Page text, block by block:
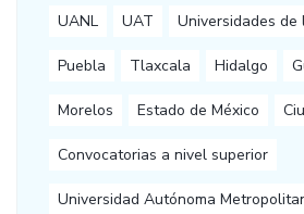
UANL UAT Universidades de
Puebla Tlaxcala Hidalgo
Morelos Estado de México
Convocatorias a nivel superior
Universidad Autónoma